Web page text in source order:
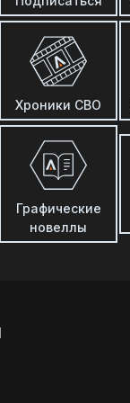
Хроники СВО
Графические
новеллы